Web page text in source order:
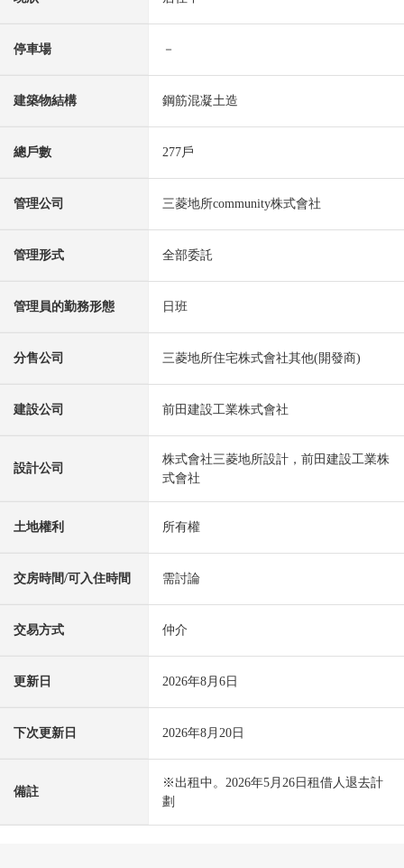
停車場 －
建築物結構 鋼筋混凝土造
總戶數 277戶
管理公司 三菱地所community株式會社
管理形式 全部委託
管理員的勤務形態 日班
分售公司 三菱地所住宅株式會社其他(開發商)
建設公司 前田建設工業株式會社
設計公司
株式會社三菱地所設計，前田建設工業株
式會社
土地權利 所有權
交房時間/可入住時間 需討論
交易方式 仲介
更新日 2026年8月6日
下次更新日 2026年8月20日
備註
※出租中。2026年5月26日租借人退去計
劃